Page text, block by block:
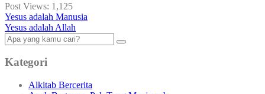
Post Views: 1,125
Yesus adalah Manusia
Yesus adalah Allah
Kategori
Alkitab Bercerita